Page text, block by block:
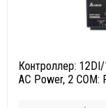
Контроллер:
AC Power, 2 COM: